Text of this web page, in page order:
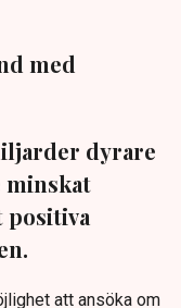
med
dyrare
minskat
positiva
att ansöka om